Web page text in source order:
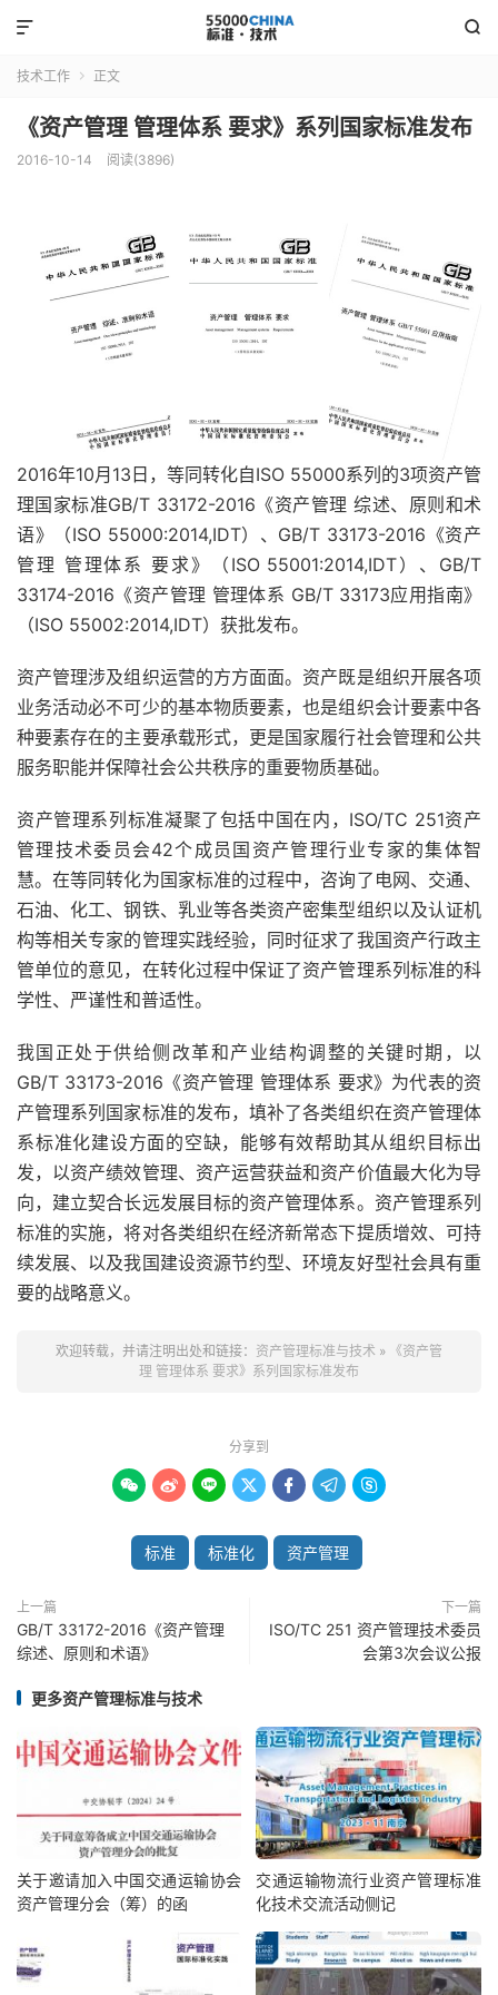


技术工作  正文
《资产管理 管理体系 要求》系列国家标准发布
2016-10-14 阅读(3896)
2016年10月13日，等同转化自ISO 55000系列的3项资产管
理国家标准GB/T 33172-2016《资产管理 综述、原则和术
语》（ISO 55000:2014,IDT）、GB/T 33173-2016《资产
管理 管理体系 要求》（ISO 55001:2014,IDT）、GB/T
33174-2016《资产管理 管理体系 GB/T 33173应用指南》
（ISO 55002:2014,IDT）获批发布。
资产管理涉及组织运营的方方面面。资产既是组织开展各项
业务活动必不可少的基本物质要素，也是组织会计要素中各
种要素存在的主要承载形式，更是国家履行社会管理和公共
服务职能并保障社会公共秩序的重要物质基础。
资产管理系列标准凝聚了包括中国在内，ISO/TC 251资产
管理技术委员会42个成员国资产管理行业专家的集体智
慧。在等同转化为国家标准的过程中，咨询了电网、交通、
石油、化工、钢铁、乳业等各类资产密集型组织以及认证机
构等相关专家的管理实践经验，同时征求了我国资产行政主
管单位的意见，在转化过程中保证了资产管理系列标准的科
学性、严谨性和普适性。
我国正处于供给侧改革和产业结构调整的关键时期，以
GB/T 33173-2016《资产管理 管理体系 要求》为代表的资
产管理系列国家标准的发布，填补了各类组织在资产管理体
系标准化建设方面的空缺，能够有效帮助其从组织目标出
发，以资产绩效管理、资产运营获益和资产价值最大化为导
向，建立契合长远发展目标的资产管理体系。资产管理系列
标准的实施，将对各类组织在经济新常态下提质增效、可持
续发展、以及我国建设资源节约型、环境友好型社会具有重
要的战略意义。
欢迎转载，并请注明出处和链接： 资产管理标准与技术 » 《资产管
理 管理体系 要求》系列国家标准发布
分享到
      
标准 标准化 资产管理
上一篇
GB/T 33172-2016《资产管理
综述、原则和术语》
下一篇
ISO/TC 251 资产管理技术委员
会第3次会议公报
更多资产管理标准与技术
关于邀请加入中国交通运输协会
资产管理分会（筹）的函
交通运输物流行业资产管理标准
化技术交流活动侧记